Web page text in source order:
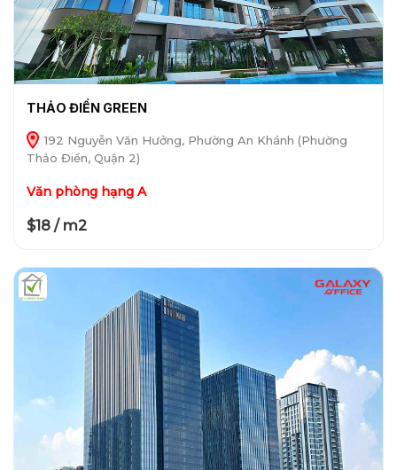
THẢO ĐIỀN GREEN
192 Nguyễn Văn Hưởng, Phường An Khánh (Phường
Thảo Điền, Quận 2)
Văn phòng hạng A
$18 / m2